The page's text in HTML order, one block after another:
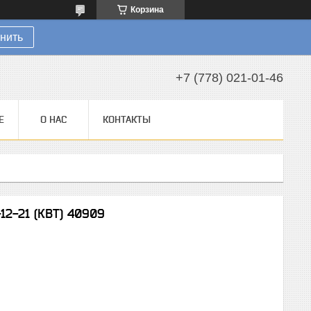
Корзина
+7 (778) 021-01-46
О НАС КОНТАКТЫ
21 (КВТ) 40909